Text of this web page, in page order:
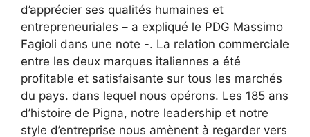
d’apprécier ses qualités humaines et
entrepreneuriales – a expliqué le PDG Massimo
Fagioli dans une note -. La relation commerciale
entre les deux marques italiennes a été
profitable et satisfaisante sur tous les marchés
du pays. dans lequel nous opérons. Les 185 ans
d’histoire de Pigna, notre leadership et notre
style d’entreprise nous amènent à regarder vers